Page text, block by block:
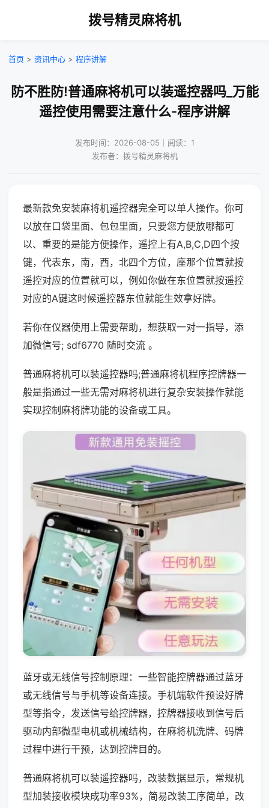
拨号精灵麻将机
首页 > 资讯中心 > 程序讲解
防不胜防!普通麻将机可以装遥控器吗_万能
遥控使用需要注意什么-程序讲解
发布时间：2026-08-05｜阅读：1
发布者：拨号精灵麻将机
最新款免安装麻将机遥控器完全可以单人操作。你可
以放在口袋里面、包包里面，只要您方便放哪都可
以、重要的是能方便操作，遥控上有A,B,C,D四个按
键，代表东，南，西，北四个方位，座那个位置就按
遥控对应的位置就可以，例如你做在东位置就按遥控
对应的A键这时候遥控器东位就能生效拿好牌。
若你在仪器使用上需要帮助，想获取一对一指导，添
加微信号; sdf6770 随时交流 。
普通麻将机可以装遥控器吗;普通麻将机程序控牌器一
般是指通过一些无需对麻将机进行复杂安装操作就能
实现控制麻将牌功能的设备或工具。
蓝牙或无线信号控制原理：一些智能控牌器通过蓝牙
或无线信号与手机等设备连接。手机端软件预设好牌
型等指令，发送信号给控牌器，控牌器接收到信号后
驱动内部微型电机或机械结构，在麻将机洗牌、码牌
过程中进行干预，达到控牌目的。
普通麻将机可以装遥控器吗，改装数据显示，常规机
型加装接收模块成功率93%，简易改装工序简单，改